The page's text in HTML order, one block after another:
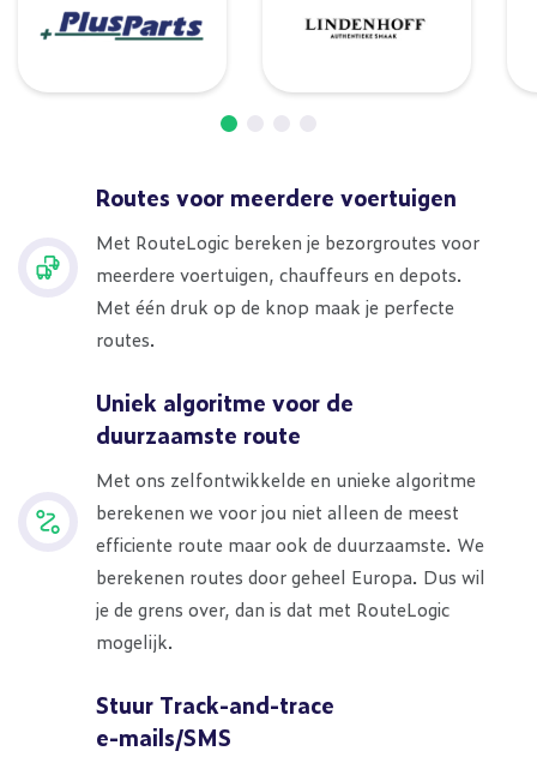
Routes voor meerdere voertuigen
Met RouteLogic bereken je bezorgroutes voor
meerdere voertuigen, chauffeurs en depots.
Met één druk op de knop maak je perfecte
routes.
Uniek algoritme voor de
duurzaamste route
Met ons zelfontwikkelde en unieke algoritme
berekenen we voor jou niet alleen de meest
efficiente route maar ook de duurzaamste. We
berekenen routes door geheel Europa. Dus wil
je de grens over, dan is dat met RouteLogic
mogelijk.
Stuur Track-and-trace
e-mails/SMS